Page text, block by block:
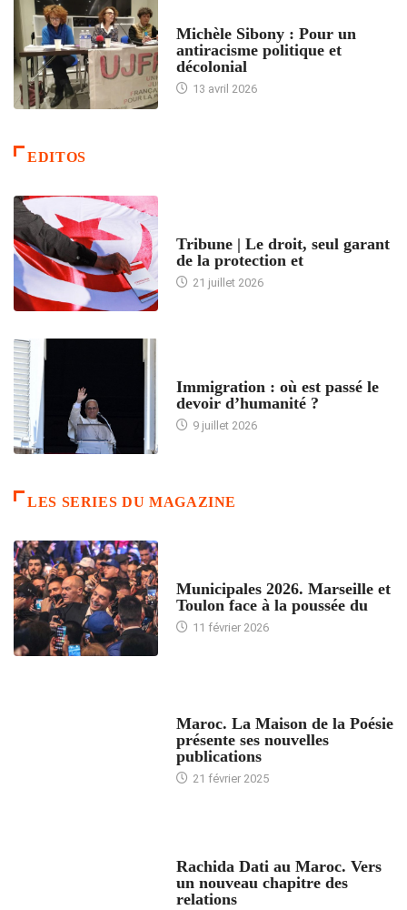
Michèle Sibony : Pour un
antiracisme politique et
décolonial
13 avril 2026
EDITOS
Tribune | Le droit, seul garant
de la protection et
21 juillet 2026
Immigration : où est passé le
devoir d’humanité ?
9 juillet 2026
LES SERIES DU MAGAZINE
Municipales 2026. Marseille et
Toulon face à la poussée du
11 février 2026
Maroc. La Maison de la Poésie
présente ses nouvelles
publications
21 février 2025
Rachida Dati au Maroc. Vers
un nouveau chapitre des
relations